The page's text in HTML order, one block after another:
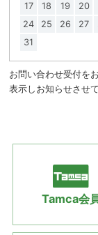
17
18 19 20
24
25 26 27
31
お問い合わせ受付を
表示しお知らせさせ
Tamca会